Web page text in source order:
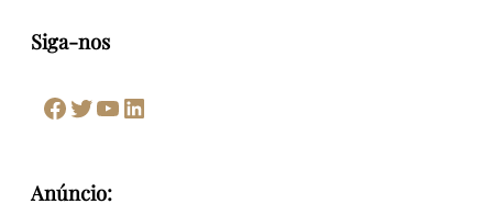
Siga-nos
Facebook Twitter Youtube LinkedIn
Anúncio: